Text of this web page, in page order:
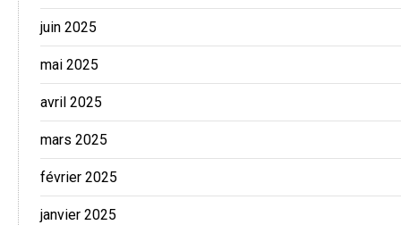
juin 2025
mai 2025
avril 2025
mars 2025
février 2025
janvier 2025